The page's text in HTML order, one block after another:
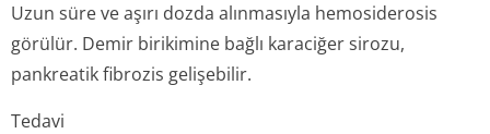
Uzun süre ve aşırı dozda alınmasıyla hemosiderosis
görülür. Demir birikimine bağlı karaciğer sirozu,
pankreatik fibrozis gelişebilir.
Tedavi